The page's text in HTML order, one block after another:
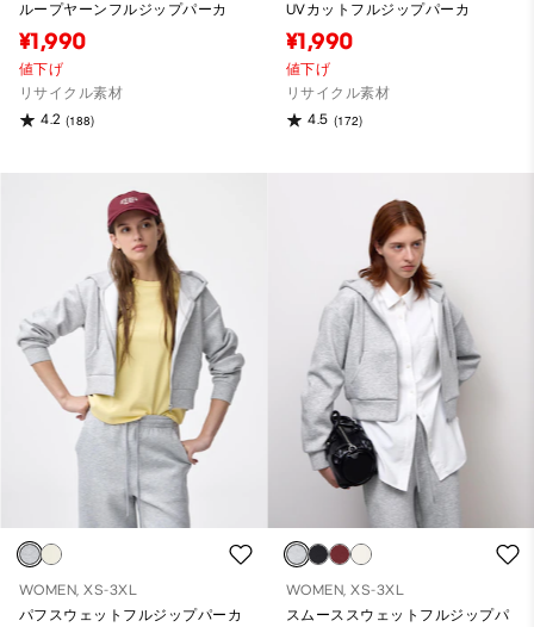
ループヤーンフルジップパーカ
¥1,990
値下げ
リサイクル素材
4.2 (188)
UVカットフルジップパーカ
¥1,990
値下げ
リサイクル素材
4.5 (172)
WOMEN, XS-3XL
パフスウェットフルジップパーカ
WOMEN, XS-3XL
スムーススウェットフルジップパ